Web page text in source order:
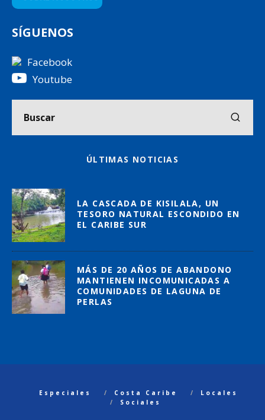
SÍGUENOS
Facebook
Youtube
ÚLTIMAS NOTICIAS
LA CASCADA DE KISILALA, UN
TESORO NATURAL ESCONDIDO EN
EL CARIBE SUR
MÁS DE 20 AÑOS DE ABANDONO
MANTIENEN INCOMUNICADAS A
COMUNIDADES DE LAGUNA DE
PERLAS
Especiales Costa Caribe
Locales
Sociales